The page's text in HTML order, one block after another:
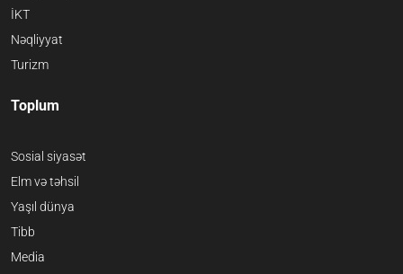
İKT
Nəqliyyat
Turizm
Toplum
Sosial siyasət
Elm və təhsil
Yaşıl dünya
Tibb
Media